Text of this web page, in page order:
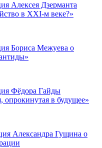
Алексея Дзерманта
в XXI-м веке?»
Бориса Межуева о
Фёдора Гайды
опрокинутая в будущее»
Александра Гущина о